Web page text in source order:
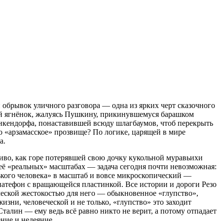
уличного разговора — одна из ярких черт сказочного
ягнёнок, жалуясь Пушкину, прикинувшемуся барашком
понаставившей всюду шлагбаумов, чтоб перекрыть
прозвище? По логике, царящей в мире
как горе потерявшей свою дочку кукольной муравьихи
«реальных» масштабах — задача сегодня почти невозможная:
человека» в масштаб и вовсе микроскопический —
с вращающейся пластинкой. Все истории и дороги Резо
жестокостью для него — обыкновенное «глупство»,
человеческой и не только, «глупство» это заходит
— ему ведь всё равно никто не верит, а потому отпадает